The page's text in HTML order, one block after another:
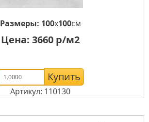
Размеры: 100x100см
Цена: 3660 р/м2
Купить
Артикул: 110130